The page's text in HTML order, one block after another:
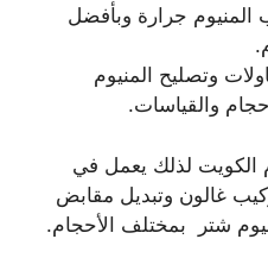
المنيوم جرارة وبأفضل
وتصليح المنيوم
والقياسات.
الكويت لذلك يعمل في
غالون وتبديل مقابض
شتر بمختلف الأحجام.